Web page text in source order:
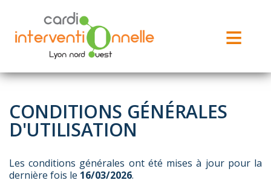
CONDITIONS GÉNÉRALES
D'UTILISATION
Les conditions générales ont été mises à jour pour la
dernière fois le 16/03/2026.